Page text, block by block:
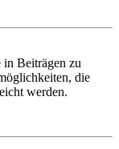
Beiträgen zu
die
werden.